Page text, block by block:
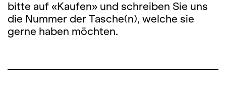
bitte auf «Kaufen» und schreiben Sie uns
die Nummer der Tasche(n), welche sie
gerne haben möchten.